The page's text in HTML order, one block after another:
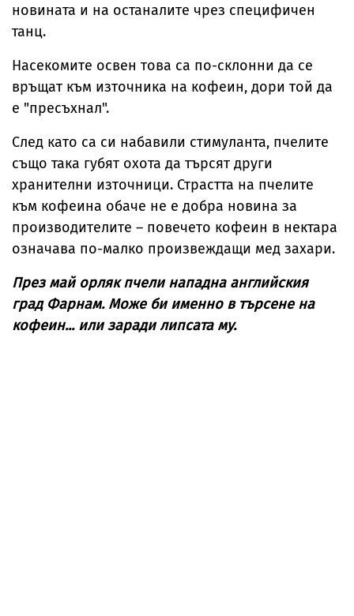
новината и на останалите чрез специфичен
танц.
Насекомите освен това са по-склонни да се
връщат към източника на кофеин, дори той да
е "пресъхнал".
След като са си набавили стимуланта, пчелите
също така губят охота да търсят други
хранителни източници. Страстта на пчелите
към кофеина обаче не е добра новина за
производителите – повечето кофеин в нектара
означава по-малко произвеждащи мед захари.
През май орляк пчели нападна английския
град Фарнам. Може би именно в търсене на
кофеин... или заради липсата му.